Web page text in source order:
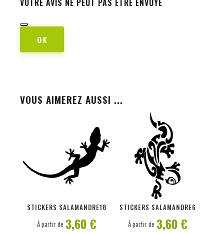
VOTRE AVIS NE PEUT PAS ÊTRE ENVOYÉ
OK
VOUS AIMEREZ AUSSI ...
STICKERS SALAMANDRE18
À partir de 3,60 €
STICKERS SALAMANDRE6
PERSONNALISER
À partir de 3,60 €